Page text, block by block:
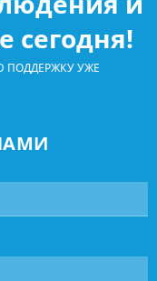
сегодня!
ПОДДЕРЖКУ УЖЕ